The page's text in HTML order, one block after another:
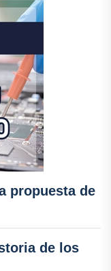
propuesta de
de los